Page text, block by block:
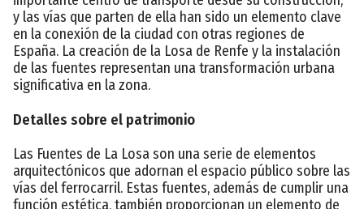
y las vías que parten de ella han sido un elemento clave
en la conexión de la ciudad con otras regiones de
España. La creación de la Losa de Renfe y la instalación
de las fuentes representan una transformación urbana
significativa en la zona.
Detalles sobre el patrimonio
Las Fuentes de La Losa son una serie de elementos
arquitectónicos que adornan el espacio público sobre las
vías del ferrocarril. Estas fuentes, además de cumplir una
función estética, también proporcionan un elemento de